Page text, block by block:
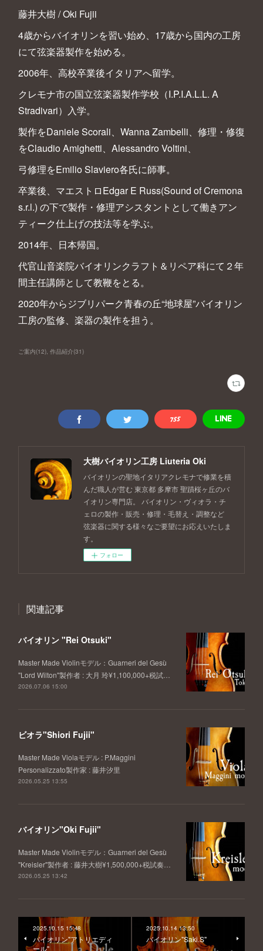
藤井大樹 / Oki Fujii
4歳からバイオリンを習い始め、17歳から国内の工房
にて弦楽器製作を始める。
2006年、高校卒業後イタリアへ留学。
クレモナ市の国立弦楽器製作学校（I.P.I.A.L.L. A
Stradivari）入学。
製作をDaniele Scorali、Wanna Zambelli、修理・修復
をClaudio Amighetti、Alessandro Voltini、
弓修理をEmilio Slaviero各氏に師事。
卒業後、マエストロEdgar E Russ(Sound of Cremona
s.r.l.) の下で製作・修理アシスタントとして働きアン
ティーク仕上げの技法等を学ぶ。
2014年、日本帰国。
代官山音楽院バイオリンクラフト＆リペア科にて２年
間主任講師として教鞭をとる。
2020年からジブリパーク青春の丘“地球屋”バイオリン
工房の監修、楽器の製作を担う。
ご案内(12) 作品紹介(31)
大樹バイオリン工房 Liuteria Oki
バイオリンの聖地イタリアクレモナで修業を積
んだ職人が営む 東京都 多摩市 聖蹟桜ヶ丘のバ
イオリン専門店。 バイオリン・ヴィオラ・チ
ェロの製作・販売・修理・毛替え・調整など
弦楽器に関する様々なご要望にお応えいたしま
す。
フォロー
関連記事
バイオリン "Rei Otsuki"
Master Made Violinモデル：Guarneri del Gesù
"Lord Wilton"製作者 : 大月 玲¥1,100,000+税試…
2026.07.06 15:00
ビオラ"Shiori Fujii"
Master Made Violaモデル : P.Maggini
Personalizzato製作家 : 藤井汐里
2026.05.25 13:55
バイオリン"Oki Fujii"
Master Made Violinモデル：Guarneri del Gesù
"Kreisler"製作者 : 藤井大樹¥1,500,000+税試奏…
2026.05.25 13:42
2025.10.15 15:48
バイオリン"アトリエディ
ール"
2025.10.14 13:50
バイオリン"Saki.S"